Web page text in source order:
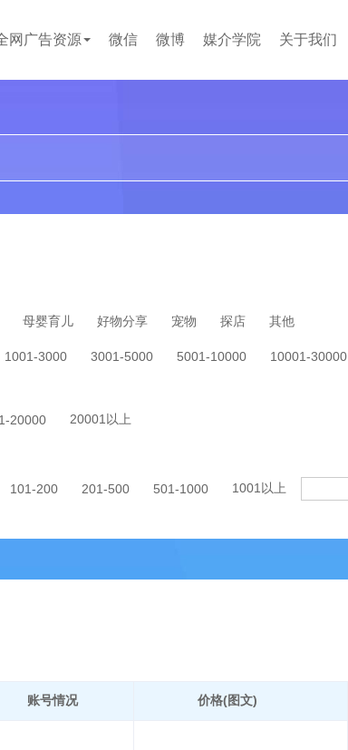
网广告资源
文案代写
答 百度百科
微信 微博 媒介学院 关于我们
母婴育儿 好物分享 宠物 探店 其他
1001-3000 3001-5000 5001-10000 10001-30000
20000 20001以上
101-200 201-500 501-1000 1001以上
账号情况 价格(图文)